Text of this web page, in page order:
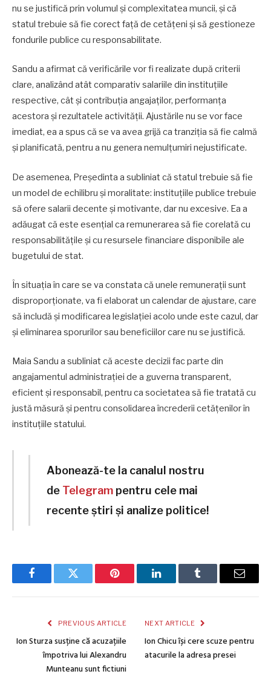
nu se justifică prin volumul și complexitatea muncii, și că
statul trebuie să fie corect față de cetățeni și să gestioneze
fondurile publice cu responsabilitate.
Sandu a afirmat că verificările vor fi realizate după criterii
clare, analizând atât comparativ salariile din instituțiile
respective, cât și contribuția angajaților, performanța
acestora și rezultatele activității. Ajustările nu se vor face
imediat, ea a spus că se va avea grijă ca tranziția să fie calmă
și planificată, pentru a nu genera nemulțumiri nejustificate.
De asemenea, Președinta a subliniat că statul trebuie să fie
un model de echilibru și moralitate: instituțiile publice trebuie
să ofere salarii decente și motivante, dar nu excesive. Ea a
adăugat că este esențial ca remunerarea să fie corelată cu
responsabilitățile și cu resursele financiare disponibile ale
bugetului de stat.
În situația în care se va constata că unele remunerații sunt
disproporționate, va fi elaborat un calendar de ajustare, care
să includă și modificarea legislației acolo unde este cazul, dar
și eliminarea sporurilor sau beneficiilor care nu se justifică.
Maia Sandu a subliniat că aceste decizii fac parte din
angajamentul administrației de a guverna transparent,
eficient și responsabil, pentru ca societatea să fie tratată cu
justă măsură și pentru consolidarea încrederii cetățenilor în
instituțiile statului.
Abonează-te la canalul nostru
de Telegram pentru cele mai
recente știri și analize politice!
FacebookTwitter Pinterest LinkedInTumblr Email
PREVIOUS ARTICLE
Ion Sturza susține că acuzațiile
împotriva lui Alexandru
Munteanu sunt fictiuni
NEXT ARTICLE
Ion Chicu își cere scuze pentru
atacurile la adresa presei